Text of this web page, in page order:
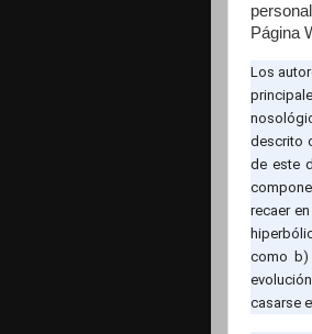
Página
Los
descrito
de este
recaer
como b)
casarse